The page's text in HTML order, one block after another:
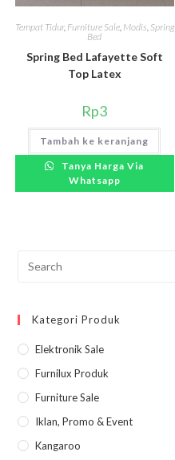
Tempat Tidur, Furniture Sale, Modis, Spring
Bed
Spring Bed Lafayette Soft
Top Latex
Rp3
Tambah ke keranjang
Tanya Harga Via
Whatsapp
Kategori Produk
Elektronik Sale
Furnilux Produk
Furniture Sale
Iklan, Promo & Event
Kangaroo